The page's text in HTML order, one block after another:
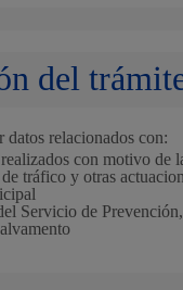
del
datos relacionados con:
con motivo de
tráfico y otras
Servicio de